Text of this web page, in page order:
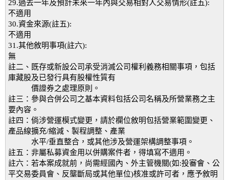
29.過去一年及預計未來一年內與交易相對人交易情形(註五):
不適用
30.資金來源(註五):
不適用
31.其他敘明事項(註六):
無
註二、既存或新設公司承受消滅公司權利義務相關事項，包括
庫藏股及已發行具有股權性質有
價證券之處理原則。
註三：參與合併公司之基本資料包括公司名稱及所營業務之主
要內容。
註四：倘涉營運模式變更，請於欄位敘明包括營業範圍變更、
產品線擴充/縮減、製程調整、產業
水平/垂直整合，或其他涉及營運架構調整事項。
註五：非屬私募資金用以併購案件者，得填寫不適用。
註六：若本案成就前，尚需經國內、外主管機關(如:投審會、公
平交易委員會、反壟斷局或其他單位)核准或許可者，應予敘明